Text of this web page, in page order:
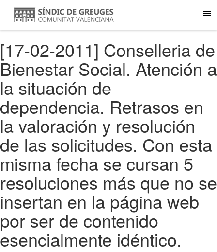
[17-02-2011] Conselleria de
Bienestar Social. Atención a
la situación de
dependencia. Retrasos en
la valoración y resolución
de las solicitudes. Con esta
misma fecha se cursan 5
resoluciones más que no se
insertan en la página web
por ser de contenido
esencialmente idéntico.